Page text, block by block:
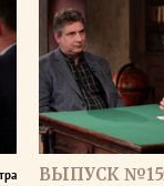
ВЫПУСК